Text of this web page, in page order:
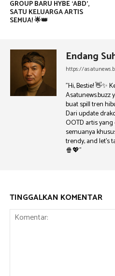
GROUP BARU HYBE ‘ABD’,
SATU KELUARGA ARTIS
SEMUA! 🌟👑
Endang
https://
"Hi, Bestie! 👋✨
Asatunews.buzz
buat spill tren
Dari update
OOTD artis yang
semuanya
trendy, and let's
🍿💖"
TINGGALKAN KOMENTAR